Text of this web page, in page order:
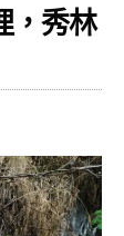
，秀林